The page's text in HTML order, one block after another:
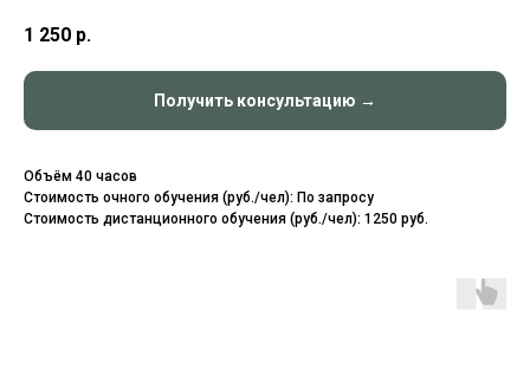
1 250 р.
Получить консультацию →
Объём 40 часов
Стоимость очного обучения (руб./чел): По запросу
Стоимость дистанционного обучения (руб./чел): 1250 руб.